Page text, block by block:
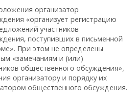
организатор
«организует регистрацию
участников
поступивших в письменной
При этом не определены
«замечаниям и (или)
общественного обсуждения»,
организатору и порядку их
общественного обсуждения.